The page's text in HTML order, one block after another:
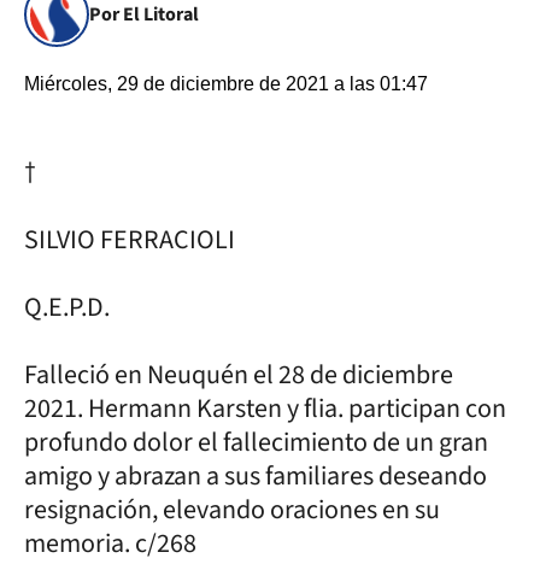
Por El Litoral
Miércoles, 29 de diciembre de 2021 a las 01:47
†
SILVIO FERRACIOLI
Q.E.P.D.
Falleció en Neuquén el 28 de diciembre
2021. Hermann Karsten y flia. participan con
profundo dolor el fallecimiento de un gran
amigo y abrazan a sus familiares deseando
resignación, elevando oraciones en su
memoria. c/268